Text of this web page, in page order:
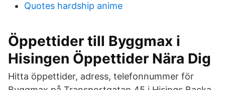
Quotes hardship anime
Öppettider till Byggmax i
Hisingen Öppettider Nära Dig
Hitta öppettider, adress, telefonnummer för